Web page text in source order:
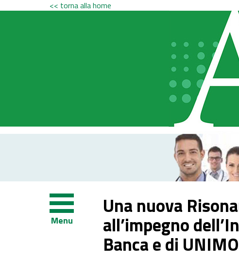
<< torna alla home
Menu
Una nuova
all’impegno
Banca e di